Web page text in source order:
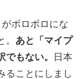
ボロボロにな
あと「マイプ
もない。
日本
ることにしまし